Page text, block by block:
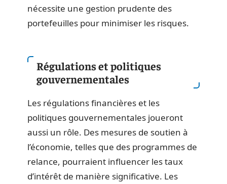
nécessite une gestion prudente des
portefeuilles pour minimiser les risques.
Régulations et politiques
gouvernementales
Les régulations financières et les
politiques gouvernementales joueront
aussi un rôle. Des mesures de soutien à
l’économie, telles que des programmes de
relance, pourraient influencer les taux
d’intérêt de manière significative. Les